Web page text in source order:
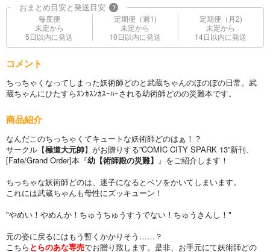
おまとめ目安と発送目安 ?
毎度便
未定から
5日以内に発送
定期便（週1)
未定から
10日以内に発送
定期便（月2)
未定から
14日以内に発送
コメント
ちっちゃくなってしまった妖術師どのと武蔵ちゃんのほのぼの日常。武
蔵ちゃんにひたすらｽﾝｶｽﾝｶｽｰﾊｰされる幼術師どのの災難本です。
商品紹介
なんだこのちっちゃくてキュートな妖術師どのはぁ！？
サークル【極道大元帥】がお贈りする”COMIC CITY SPARK 13”新刊、
[Fate/Grand Order]本『幼【術師殿の災難】 』をご紹介します！
ちっちゃな妖術師どのは、迷子になるとベソをかいてしまいます。
これには武蔵ちゃんも母性にズッキューン！
"やめい！やめんか！ちゅうちゅうすうでない！ちゅうきんし！"
元の姿に戻るにはもう暫くかかりそう……？
こちら とらのあな専売でお贈り致します。是非、お手元にて妖術師どの